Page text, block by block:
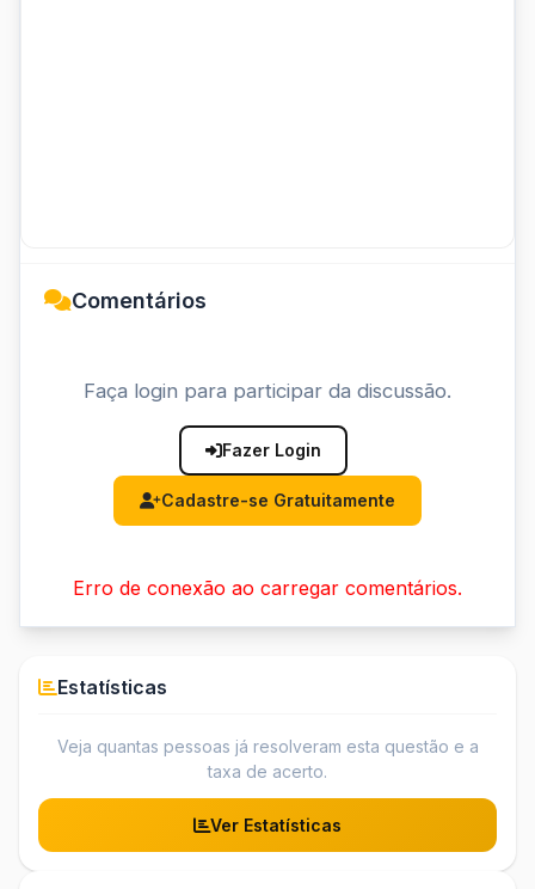
Comentários
Faça login para participar da discussão.
Fazer Login
Cadastre-se Gratuitamente
Erro de conexão ao carregar comentários.
Estatísticas
Veja quantas pessoas já resolveram esta questão e a
taxa de acerto.
Ver Estatísticas